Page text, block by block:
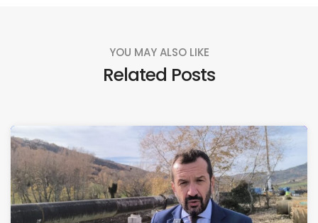
YOU MAY ALSO LIKE
Related Posts